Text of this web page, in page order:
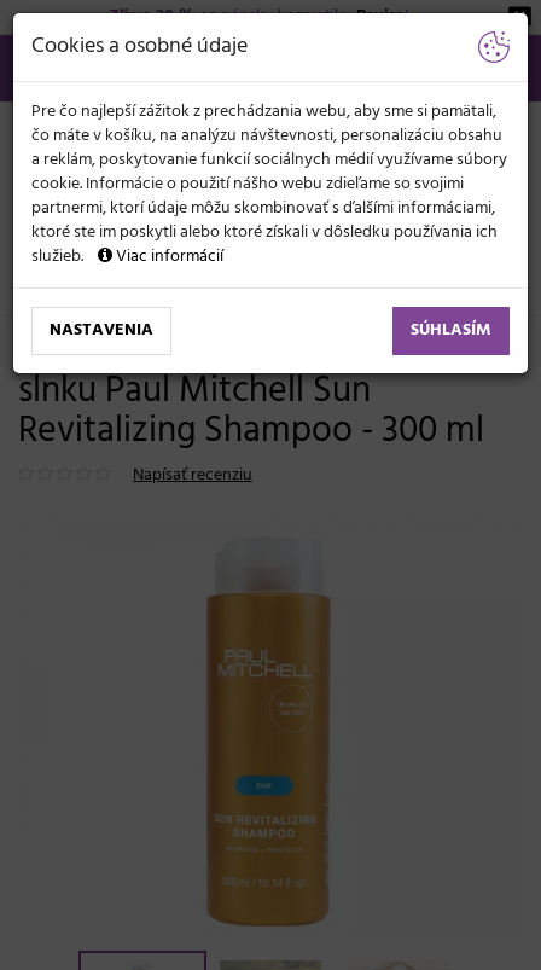
Zľava 20 %na pánsku kozmetikuBeviro!
02/21 201 099
info@svetkadernictva.sk
Po−pia: 8−17
Všetko o nákupe €
KATEGÓRIE
MENU
Vlasová kozmetika Šampóny Ochrana vlasov proti slnku
Šampón pre vlasy vystavené
slnku Paul Mitchell Sun
Revitalizing Shampoo - 300 ml
Napísať recenziu
Cookies a osobné údaje
Pre čo najlepší zážitok z prechádzania webu, aby sme si pamätali,
čo máte v košíku, na analýzu návštevnosti, personalizáciu obsahu
a reklám, poskytovanie funkcií sociálnych médií využívame súbory
cookie. Informácie o použití nášho webu zdieľame so svojimi
partnermi, ktorí údaje môžu skombinovať s ďalšími informáciami,
ktoré ste im poskytli alebo ktoré získali v dôsledku používania ich
služieb.
Viac informácií
NASTAVENIA SÚHLASÍM